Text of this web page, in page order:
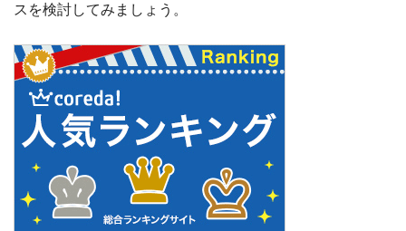
スを検討してみましょう。